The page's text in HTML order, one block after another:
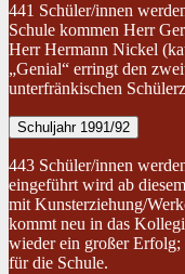
441 Schüler/innen
Schule kommen Herr
Herr Hermann Nickel
„Genial“ erringt den
unterfränkischen
Schuljahr 1991/92
443 Schüler/innen
eingeführt wird ab
mit Kunsterziehung/
kommt neu in das
wieder ein großer
für die Schule.